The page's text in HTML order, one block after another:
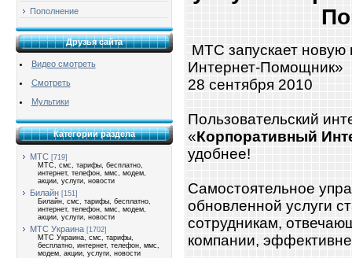
Пополнение
Друзья сайта
Видео смотреть
Смотреть
Мультики
Категории раздела
МТС [719]
МТС, смс, тарифы, бесплатно,
интернет, телефон, ммс, модем,
акции, услуги, новости
Билайн [151]
Билайн, смс, тарифы, бесплатно,
интернет, телефон, ммс, модем,
акции, услуги, новости
МТС Украина [1702]
МТС Украина, смс, тарифы,
бесплатно, интернет, телефон, ммс,
модем, акции, услуги, новости
МТС запускает новую
Интернет-Помощник»
28 сентября 2010
Пользовательский
«Корпоративный
удобнее!
Самостоятельное
обновленной услуги
сотрудникам,
компании,